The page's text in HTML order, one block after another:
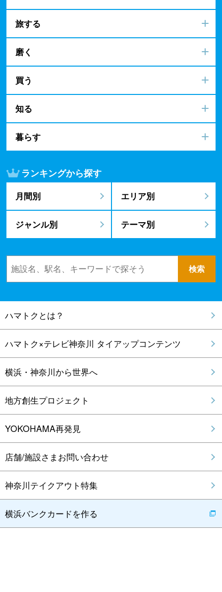
旅する
磨く
買う
知る
暮らす
ランキングから探す
月間別 エリア別
ジャンル別 テーマ別
ハマトクとは？
ハマトク×テレビ神奈川 タイアップコンテンツ
横浜・神奈川から世界へ
地方創生プロジェクト
YOKOHAMA再発見
店舗/施設さまお問い合わせ
神奈川テイクアウト特集
横浜バンクカードを作る